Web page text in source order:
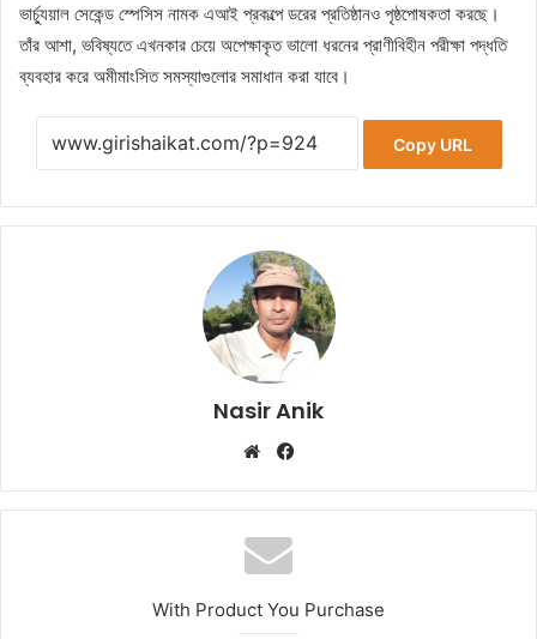
ভার্চ্যুয়াল সেকেন্ড স্পেসিস নামক এআই প্রকল্পে ডরের প্রতিষ্ঠানও পৃষ্ঠপোষকতা করছে।
তাঁর আশা, ভবিষ্যতে এখনকার চেয়ে অপেক্ষাকৃত ভালো ধরনের প্রাণীবিহীন পরীক্ষা পদ্ধতি
ব্যবহার করে অমীমাংসিত সমস্যাগুলোর সমাধান করা যাবে।
Copy URL
Nasir Anik
We
te
bo
With Product You Purchase